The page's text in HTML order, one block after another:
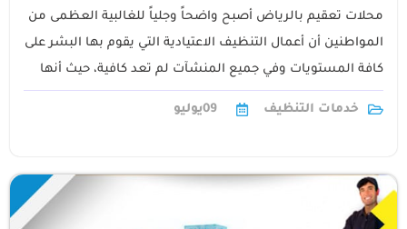
محلات تعقيم بالرياض أصبح واضحاً وجلياً للغالبية العظمى من
المواطنين أن أعمال التنظيف الاعتيادية التي يقوم بها البشر على
كافة المستويات وفي جميع المنشآت لم تعد كافية، حيث أنها
خدمات التنظيف
09يوليو